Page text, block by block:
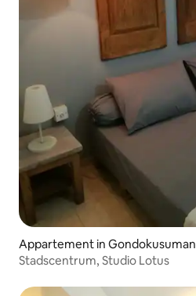
Appartement in Gondokusuman
Stadscentrum, Studio Lotus